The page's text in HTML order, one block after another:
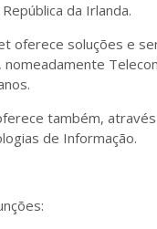
da Irlanda.
oferece soluções e
também,
de Informação.